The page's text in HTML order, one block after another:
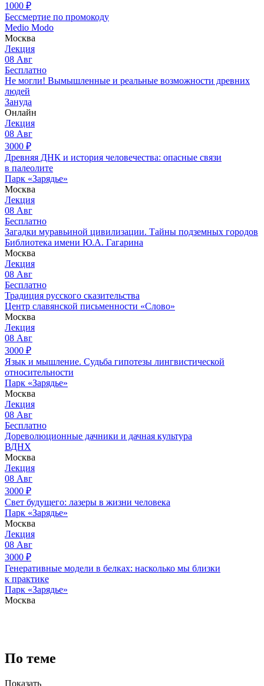
1000 ₽
Бессмертие по промокоду
Medio Modo
Москва
Лекция
08 Авг
Бесплатно
Не могли! Вымышленные и реальные возможности древних
людей
Зануда
Онлайн
Лекция
08 Авг
3000 ₽
Древняя ДНК и история человечества: опасные связи
в палеолите
Парк «Зарядье»
Москва
Лекция
08 Авг
Бесплатно
Загадки муравьиной цивилизации. Тайны подземных городов
Библиотека имени Ю.А. Гагарина
Москва
Лекция
08 Авг
Бесплатно
Традиция русского сказительства
Центр славянской письменности «Слово»
Москва
Лекция
08 Авг
3000 ₽
Язык и мышление. Судьба гипотезы лингвистической
относительности
Парк «Зарядье»
Москва
Лекция
08 Авг
Бесплатно
Дореволюционные дачники и дачная культура
ВДНХ
Москва
Лекция
08 Авг
3000 ₽
Свет будущего: лазеры в жизни человека
Парк «Зарядье»
Москва
Лекция
08 Авг
3000 ₽
Генеративные модели в белках: насколько мы близки
к практике
Парк «Зарядье»
Москва
По теме
Показать